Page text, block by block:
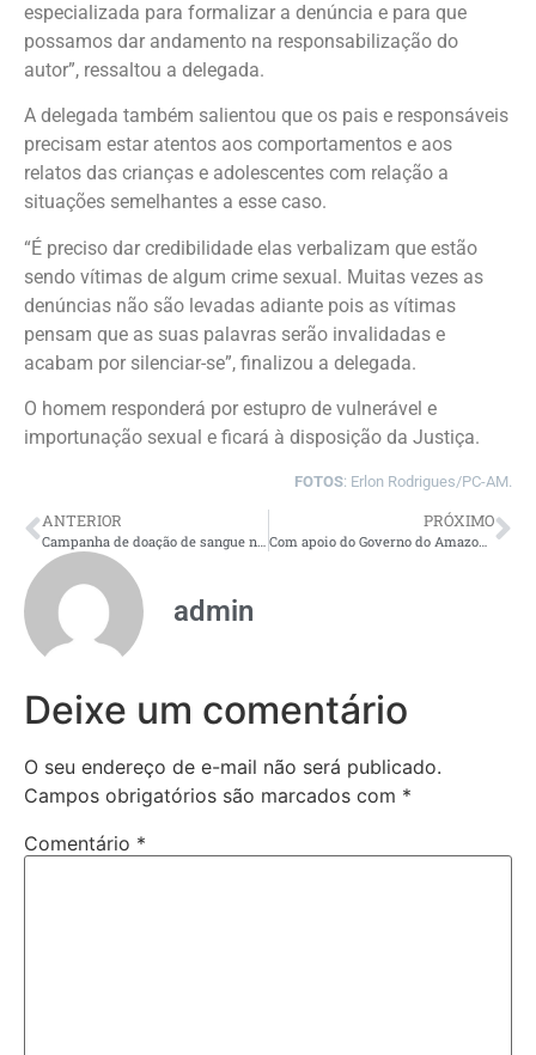
especializada para formalizar a denúncia e para que
possamos dar andamento na responsabilização do
autor”, ressaltou a delegada.
A delegada também salientou que os pais e responsáveis
precisam estar atentos aos comportamentos e aos
relatos das crianças e adolescentes com relação a
situações semelhantes a esse caso.
“É preciso dar credibilidade elas verbalizam que estão
sendo vítimas de algum crime sexual. Muitas vezes as
denúncias não são levadas adiante pois as vítimas
pensam que as suas palavras serão invalidadas e
acabam por silenciar-se”, finalizou a delegada.
O homem responderá por estupro de vulnerável e
importunação sexual e ficará à disposição da Justiça.
FOTOS: Erlon Rodrigues/PC-AM.
ANTERIOR PRÓXIMO
Com apoio do Governo do Amazonas, Tefé sediará a 4ª edição do NASA Space Apps Challenge
admin
Deixe um comentário
O seu endereço de e-mail não será publicado.
Campos obrigatórios são marcados com *
Comentário *